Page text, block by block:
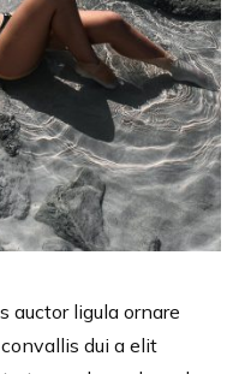
auctor ligula ornare
dui a elit